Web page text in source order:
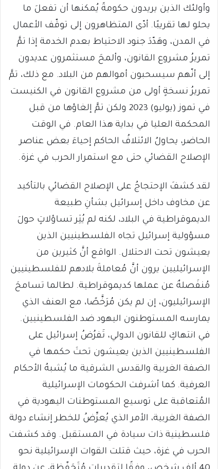
وأولئك الذين يريدون حكومةً يُمكنها أن تفعلَ ما
يحلو لها تقريبًا. أدّى المتظاهرون إلى توقّف الأعمال
في المدن، وهَدّدَ جنود الاحتياط بعدم الخدمة إذا تمَّ
تمريرُ مشروع القانون، وألمحَ مستثمرون عديدون
إلى أنّهم سيسحبون أموالهم من البلاد. مع ذلك، تمَّ
تمريرُ نسخةٍ أولى من مشروع القانون في الكنيست
في تموز (يوليو) 2023 ولكن تمَّ إلغاؤها من قبل
المحكمة العليا في بداية هذا العام. في الوقت
الحاضر، يحاولُ الائتلافُ الحاكم إحياءَ بعض عناصر
الإصلاح القضائي حتى مع استمرار الحرب في غزة.
لقد كشفَ الإحتجاجُ على الإصلاح القضائي بالتأكيد
عن مخاوف داخل إسرائيل بشأنِ طبيعة
الديموقراطية في البلاد، لكنه لم يُثِر تساؤلاتٍ حولَ
مسؤولية إسرائيل تجاه الفلسطينيين الذين
يعيشون تحت الاحتلال. الواقع أنَّ كثيرين من
الإسرائيليين يرون أنَّ مُعاملةَ بلادهم للفلسطينيين
مُنفَصلةٌ عن عملها كديموقراطية. لطالما تسامحَ
الإسرائيليون، إن لم يكن مُرَخَّصًا، مع العنف الذي
يمارسه المستوطنون اليهود ضد الفلسطينيين.
في انتهاكٍ للقانون الدولي، تَفرُضُ إسرائيل على
الفلسطينيين الذين يعيشون تحتَ حكمها في
الضفة الغربية والقدس الشرقية ما يُشبهُ الأحكام
العرفية. كما أشرفت الحكومات الإسرائيلية
المُتعاقبة على توسيع المستوطنات اليهودية في
الضفة الغربية، الأمر الذي يُعرِّضُ للخطر إنشاء دولة
فلسطينية ذات سيادة في المستقبل. وقد كشفت
الحرب في غزة، حيث قتلت القوات الإسرائيلية نحو